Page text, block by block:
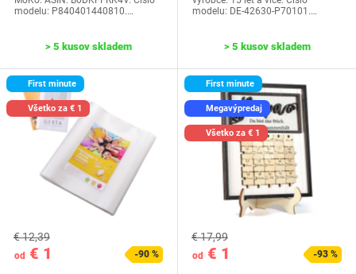
modelu: P840401440810.…
> 5 kusov skladem
modelu: DE-42630-P70101.…
> 5 kusov skladem
First minute
Všetko za € 1
od € 1
€ 12,39
-90 %
First minute
Megavýpredaj
Všetko za € 1
od € 1
€ 17,99
-93 %